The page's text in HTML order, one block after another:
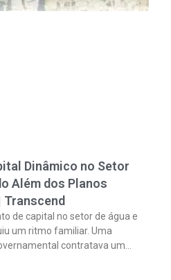
Dinâmico no Setor
Além dos Planos
de capital no setor de água e
um ritmo familiar. Uma
contratava um